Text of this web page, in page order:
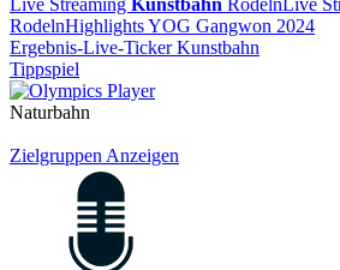
Live Streaming Kunstbahn RodelnLive
RodelnHighlights YOG Gangwon 2024
Ergebnis-Live-Ticker Kunstbahn
Tippspiel
Naturbahn
Zielgruppen Anzeigen